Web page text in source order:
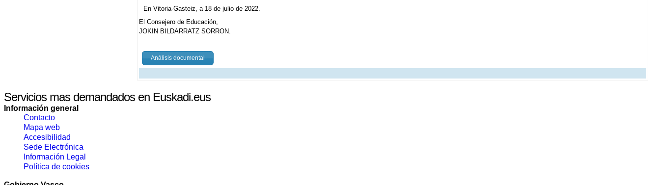
En Vitoria-Gasteiz, a 18 de julio de 2022.
El Consejero de Educación,
JOKIN BILDARRATZ SORRON.
Análisis documental
Servicios mas demandados en Euskadi.eus
Información general
Contacto
Mapa web
Accesibilidad
Sede Electrónica
Información Legal
Política de cookies